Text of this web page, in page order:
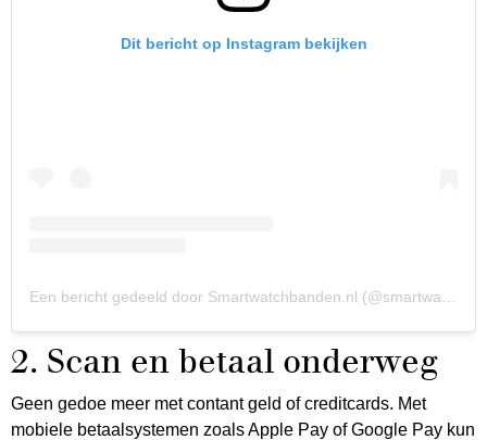
Dit bericht op Instagram bekijken
2. Scan en betaal onderweg
Geen gedoe meer met contant geld of creditcards. Met
mobiele betaalsystemen zoals Apple Pay of Google Pay kun